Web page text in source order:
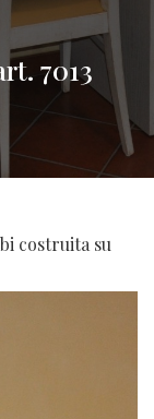
7013
costruita su